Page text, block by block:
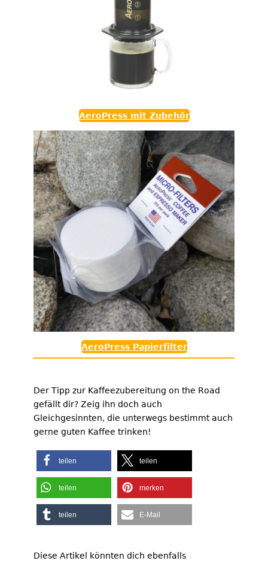
AeroPress mit Zubehör
AeroPress Papierfilter
Der Tipp zur Kaffeezubereitung on the Road
gefällt dir? Zeig ihn doch auch
Gleichgesinnten, die unterwegs bestimmt auch
gerne guten Kaffee trinken!
teilen teilen
teilen merken
teilen E-Mail
Diese Artikel könnten dich ebenfalls